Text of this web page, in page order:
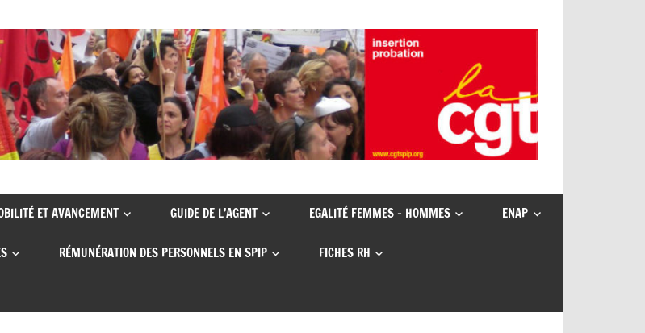
ET AVANCEMENT GUIDE DE L’AGENT EGALITÉ FEMMES – HOMMES ENAP
RÉMUNÉRATION DES PERSONNELS EN SPIP FICHES RH